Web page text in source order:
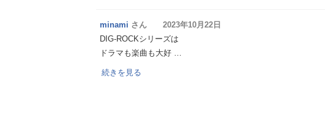
minami さん 2023年10月22日
DIG-ROCKシリーズは
ドラマも楽曲も大好 …
続きを見る